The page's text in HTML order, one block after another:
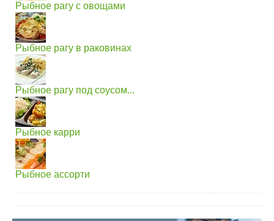
Рыбное рагу с овощами
Рыбное рагу в раковинах
Рыбное рагу под соусом...
Рыбное карри
Рыбное ассорти